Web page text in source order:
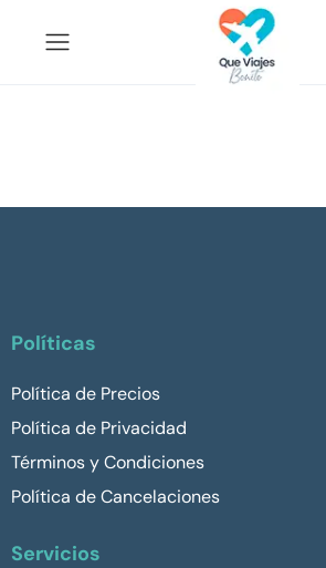
Políticas
Política de Precios
Política de Privacidad
Términos y Condiciones
Política de Cancelaciones
Servicios